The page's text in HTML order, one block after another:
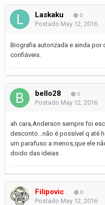
Laskaku 0
Postado May 12, 2016
Biografia autorizada e ainda por
confiáveis.
bello28 0
Postado May 12, 2016
ah cara,Anderson sempre foi
desconto...não é possível q até
um parafuso a menos,que ele
doido das ideias
Filipovic 0
Postado May 12, 2016